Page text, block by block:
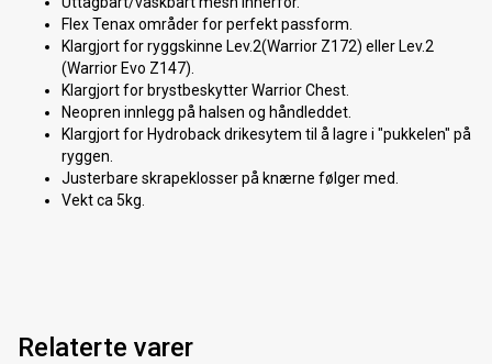
Flex Tenax områder for perfekt passform.
Klargjort for ryggskinne Lev.2(Warrior Z172) eller Lev.2
(Warrior Evo Z147).
Klargjort for brystbeskytter Warrior Chest.
Neopren innlegg på halsen og håndleddet.
Klargjort for Hydroback drikesytem til å lagre i "pukkelen" på
ryggen.
Justerbare skrapeklosser på knærne følger med.
Vekt ca 5kg.
Relaterte varer